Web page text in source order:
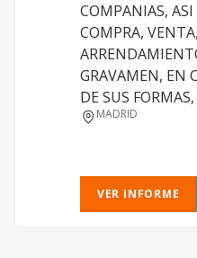
COMPANIAS,
COMPRA, VENTA,
GRAVAMEN, EN
DE SUS
MADRID
VER INFORME